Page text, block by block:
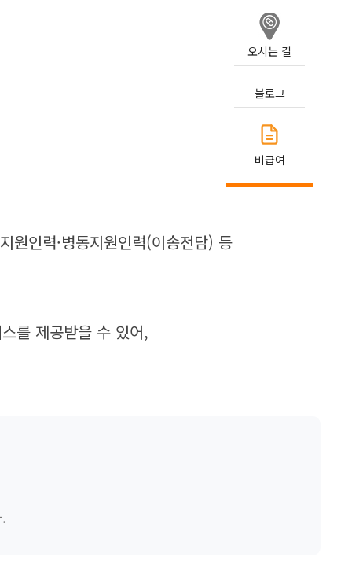
오시는 길
블로그
비급여
원인력·병동지원인력(이송전담) 등
를 제공받을 수 있어,